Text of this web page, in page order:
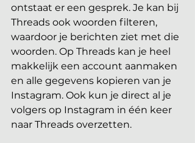
ontstaat er een gesprek. Je kan bij
Threads ook woorden filteren,
waardoor je berichten ziet met die
woorden. Op Threads kan je heel
makkelijk een account aanmaken
en alle gegevens kopieren van je
Instagram. Ook kun je direct al je
volgers op Instagram in één keer
naar Threads overzetten.